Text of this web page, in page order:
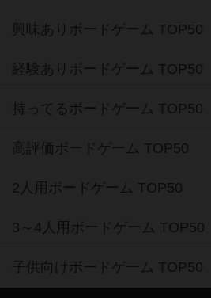
興味ありボードゲーム TOP50
経験ありボードゲーム TOP50
持ってるボードゲーム TOP50
高評価ボードゲーム TOP50
2人用ボードゲーム TOP50
3～4人用ボードゲーム TOP50
子供向けボードゲーム TOP50